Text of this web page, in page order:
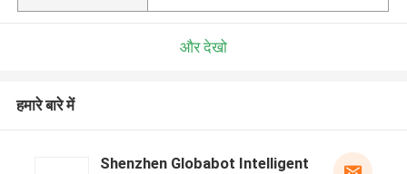
और देखो
हमारे बारे में
Shenzhen Globabot Intelligent